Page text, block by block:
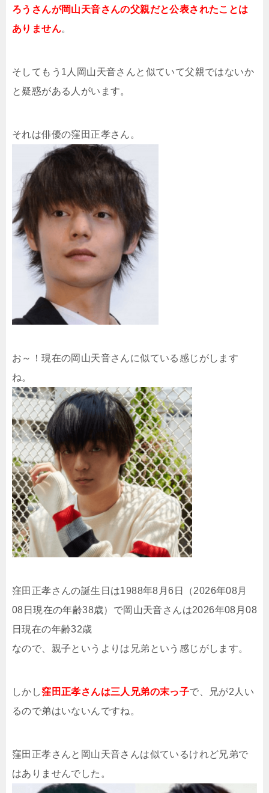
ろうさんが岡山天音さんの父親だと公表されたことは
ありません。
そしてもう1人岡山天音さんと似ていて父親ではないか
と疑惑がある人がいます。
それは俳優の窪田正孝さん。
お～！現在の岡山天音さんに似ている感じがします
ね。
窪田正孝さんの誕生日は1988年8月6日（2026年08月
08日現在の年齢38歳）で岡山天音さんは2026年08月08
日現在の年齢32歳
なので、親子というよりは兄弟という感じがします。
しかし窪田正孝さんは三人兄弟の末っ子で、兄が2人い
るので弟はいないんですね。
窪田正孝さんと岡山天音さんは似ているけれど兄弟で
はありませんでした。